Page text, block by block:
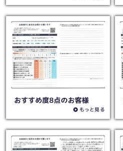
おすすめ度8点のお客様
もっと見る